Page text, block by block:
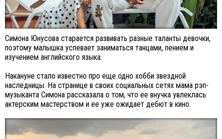
Симона Юнусова старается развивать разные таланты девочки,
поэтому малышка успевает заниматься танцами, пением и
изучением английского языка.
Накануне стало известно про еще одно хобби звездной
наследницы. На странице в своих социальных сетях мама рэп-
музыканта Симона рассказала о том, что ее внучка увлеклась
актерским мастерством и ее уже ожидает дебют в кино.